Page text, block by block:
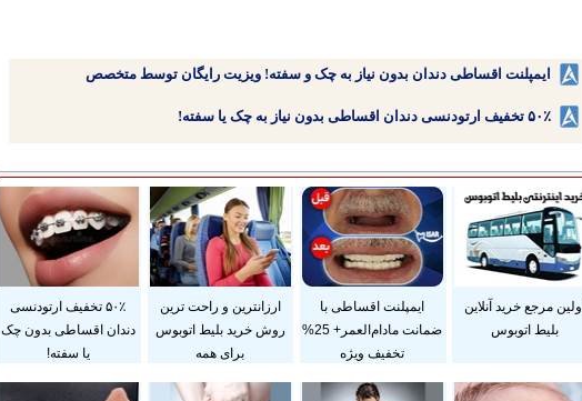
ایمپلنت اقساطی دندان بدون نیاز به چک و سفته! ویزیت رایگان توسط متخصص
۵۰٪ تخفیف ارتودنسی دندان اقساطی بدون نیاز به چک یا سفته!
اولین مرجع خرید آنلاین
بلیط اتوبوس
ایمپلنت اقساطی با
ضمانت مادام‌العمر+ 25%
تخفیف ویژه
ارزانترین و راحت ترین
روش خرید بلیط اتوبوس
برای همه
۵۰٪ تخفیف ارتودنسی
دندان اقساطی بدون چک
یا سفته!